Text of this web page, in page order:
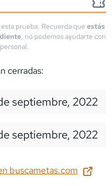
prueba. Recuerda que estás
, no podemos ayudarte con
cerradas:
septiembre, 2022
septiembre, 2022
buscametas.com